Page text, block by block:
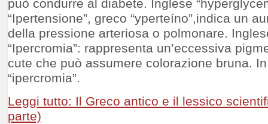
può condurre al diabete. Inglese
“Ipertensione”, greco “yperteíno”,indica un
della pressione arteriosa o polmonare.
“Ipercromia”: rappresenta un’eccessiva
cute che può assumere colorazione bruna.
“ipercromia”.
Leggi tutto: Il Greco antico e il lessico
parte)